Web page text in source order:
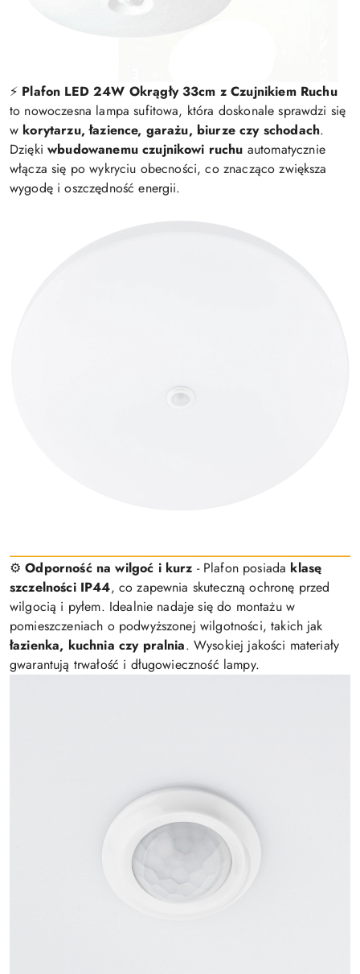
⚡️ Plafon LED 24W Okrągły 33cm z Czujnikiem Ruchu
to nowoczesna lampa sufitowa, która doskonale sprawdzi się
w korytarzu, łazience, garażu, biurze czy schodach.
Dziękiwbudowanemu czujnikowi ruchu automatycznie
włącza się po wykryciu obecności, co znacząco zwiększa
wygodę i oszczędność energii.
⚙️Odporność na wilgoć i kurz - Plafon posiada klasę
szczelności IP44, co zapewnia skuteczną ochronę przed
wilgocią i pyłem. Idealnie nadaje się do montażu w
pomieszczeniach o podwyższonej wilgotności, takich jak
łazienka, kuchnia czy pralnia. Wysokiej jakości materiały
gwarantują trwałość i długowieczność lampy.